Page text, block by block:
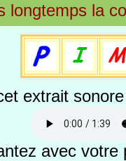
longtemps la
extrait
avec